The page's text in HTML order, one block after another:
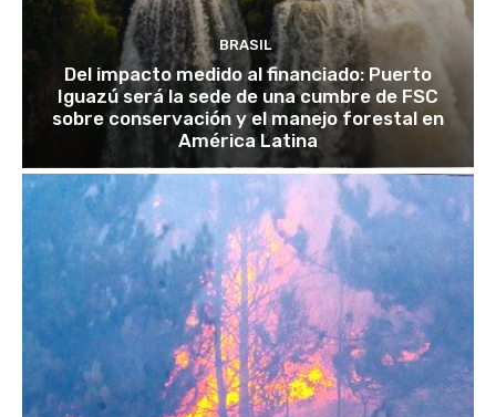
BRASIL
Del impacto medido al financiado: Puerto
Iguazú será la sede de una cumbre de FSC
sobre conservación y el manejo forestal en
América Latina